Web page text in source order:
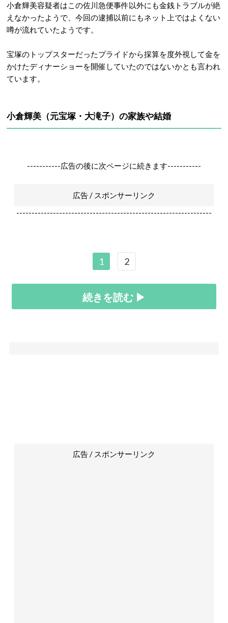
小倉輝美容疑者はこの佐川急便事件以外にも金銭トラブルが絶
えなかったようで、今回の逮捕以前にもネット上ではよくない
噂が流れていたようです。
宝塚のトップスターだったプライドから採算を度外視して金を
かけたディナーショーを開催していたのではないかとも言われ
ています。
小倉輝美（元宝塚・大滝子）の家族や結婚
-----------広告の後に次ページに続きます-----------
広告 / スポンサーリンク
----------------------------------------------------------------
1 2
続きを読む ▶
広告 / スポンサーリンク